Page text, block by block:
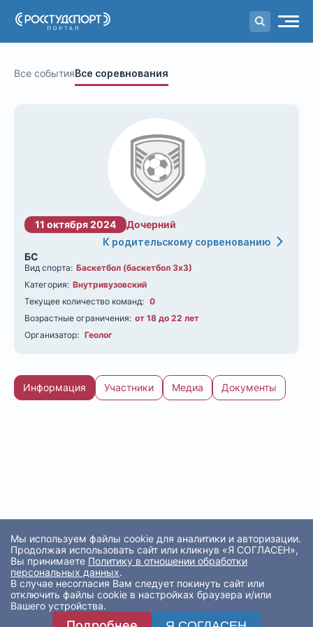
Порталстуденческого спорта
Все событияВсе соревнования
11 октября 2024
Дочерний
К родительскому сорвенованию
БС
Вид спорта: Баскетбол (баскетбол 3х3)
Категория: Внутривузовский
Текущее количество команд: 0
Возрастные ограничения: от 18 до 22 лет
Организатор: Геолог
Информация Участники Медиа Документы
Мы используем файлы cookie для аналитики и авторизации.
Продолжая использовать сайт или кликнув «Я СОГЛАСЕН»,
Вы принимаете Политику в отношении обработки
персональных данных.
В случае несогласия Вам следует покинуть сайт или
отключить файлы cookie в настройках браузера и/или
Вашего устройства.